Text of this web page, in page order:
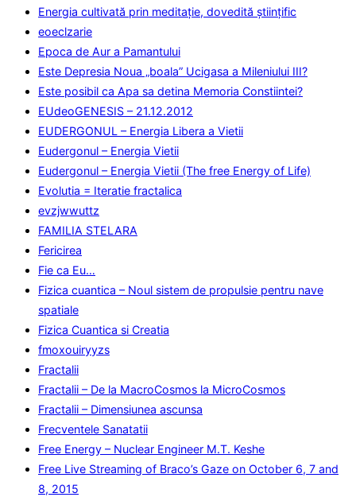
Energia cultivată prin meditaţie, dovedită ştiinţific
eoeclzarie
Epoca de Aur a Pamantului
Este Depresia Noua „boala” Ucigasa a Mileniului III?
Este posibil ca Apa sa detina Memoria Constiintei?
EUdeoGENESIS – 21.12.2012
EUDERGONUL – Energia Libera a Vietii
Eudergonul – Energia Vietii
Eudergonul – Energia Vietii (The free Energy of Life)
Evolutia = Iteratie fractalica
evzjwwuttz
FAMILIA STELARA
Fericirea
Fie ca Eu…
Fizica cuantica – Noul sistem de propulsie pentru nave
spatiale
Fizica Cuantica si Creatia
fmoxouiryyzs
Fractalii
Fractalii – De la MacroCosmos la MicroCosmos
Fractalii – Dimensiunea ascunsa
Frecventele Sanatatii
Free Energy – Nuclear Engineer M.T. Keshe
Free Live Streaming of Braco’s Gaze on October 6, 7 and
8, 2015